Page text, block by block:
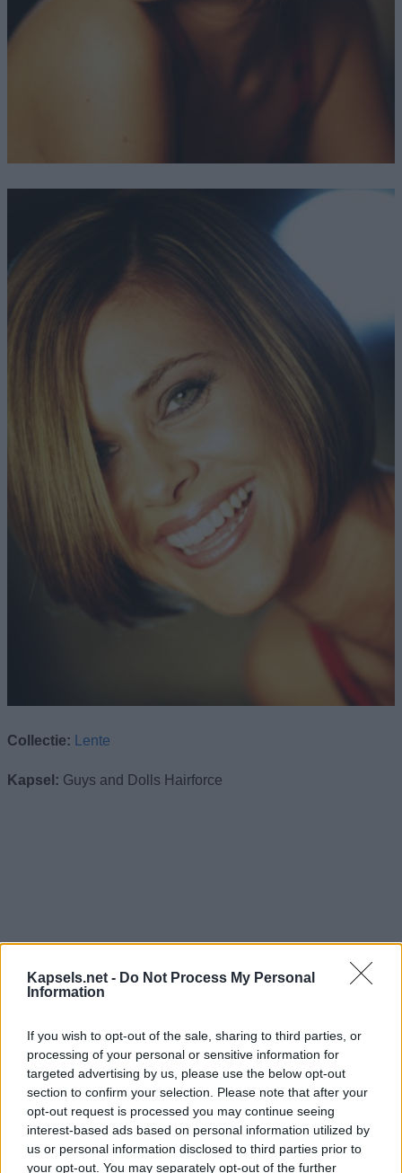
Kapsels.net - Do Not Process My Personal
Information
If you wish to opt-out of the sale, sharing to third parties, or
processing of your personal or sensitive information for
targeted advertising by us, please use the below opt-out
section to confirm your selection. Please note that after your
opt-out request is processed you may continue seeing
interest-based ads based on personal information utilized by
us or personal information disclosed to third parties prior to
your opt-out. You may separately opt-out of the further
Collectie: Lente
Kapsel: Guys and Dolls Hairforce